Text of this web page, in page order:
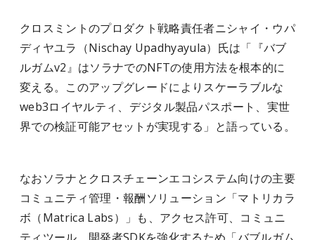
クロスミントのプロダクト戦略責任者ニシャイ・ウパ
ディヤユラ（Nischay Upadhyayula）氏は「『バブ
ルガムv2』はソラナでのNFTの使用方法を根本的に
変える。このアップグレードによりスケーラブルな
web3ロイヤルティ、デジタル製品パスポート、実世
界での検証可能アセットが実現する」と語っている。
なおソラナとクロスチェーンエコシステム向けの主要
コミュニティ管理・報酬ソリューション「マトリカラ
ボ（Matrica Labs）」も、アクセス許可、コミュニ